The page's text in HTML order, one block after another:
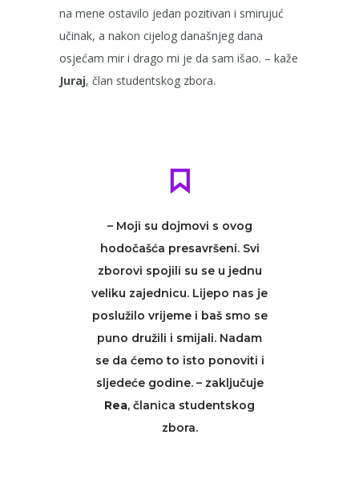
na mene ostavilo jedan pozitivan i smirujuć
učinak, a nakon cijelog današnjeg dana
osjećam mir i drago mi je da sam išao. – kaže
Juraj, član studentskog zbora.
– Moji su dojmovi s ovog
hodočašća presavršeni. Svi
zborovi spojili su se u jednu
veliku zajednicu. Lijepo nas je
poslužilo vrijeme i baš smo se
puno družili i smijali. Nadam
se da ćemo to isto ponoviti i
sljedeće godine. – zaključuje
Rea, članica studentskog
zbora.